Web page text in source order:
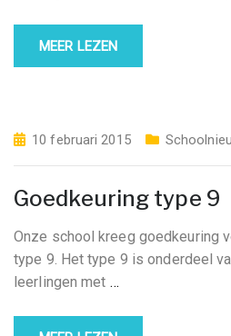
MEER LEZEN
10 februari 2015
Goedkeuring type 9
Onze school kreeg goedkeuring
type 9. Het type 9 is onderdeel
leerlingen met …